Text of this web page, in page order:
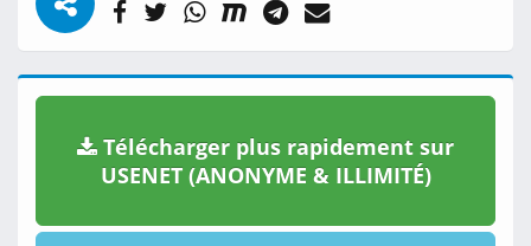
Télécharger plus rapidement sur
USENET (ANONYME & ILLIMITÉ)